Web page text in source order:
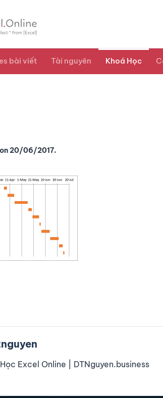
bài viết Tài nguyên Khoá Học
on20/06/2017.
Excel Online | DTNguyen.business